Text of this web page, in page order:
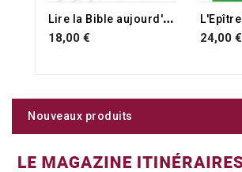
L
ire la Bible aujourd'hui
18,00 € 24,00 €
Nouveaux produits